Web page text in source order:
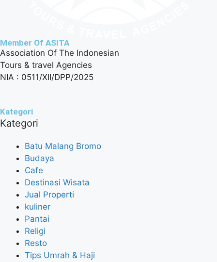
Member Of ASITA
Association Of The Indonesian
Tours & travel Agencies
NIA : 0511/XII/DPP/2025
Kategori
Kategori
Batu Malang Bromo
Budaya
Cafe
Destinasi Wisata
Jual Properti
kuliner
Pantai
Religi
Resto
Tips Umrah & Haji